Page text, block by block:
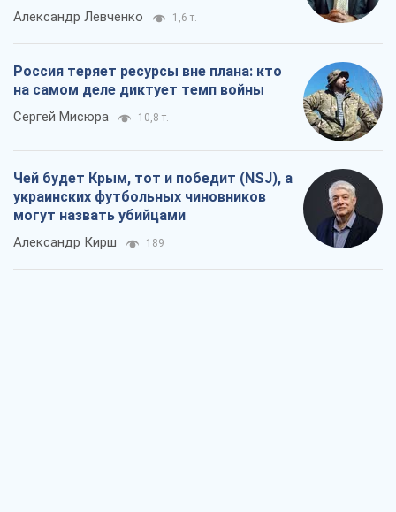
Александр Левченко 1,6 т.
Россия теряет ресурсы вне плана: кто
на самом деле диктует темп войны
Сергей Мисюра 10,8 т.
Чей будет Крым, тот и победит (NSJ), а
украинских футбольных чиновников
могут назвать убийцами
Александр Кирш 189